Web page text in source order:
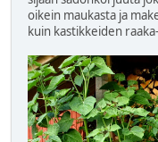
oikein maukasta ja
kuin kastikkeiden